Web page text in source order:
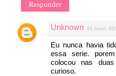
Responder
Unknown 22 maio,
Eu nunca havia
essa serie.
colocou nas
curioso.